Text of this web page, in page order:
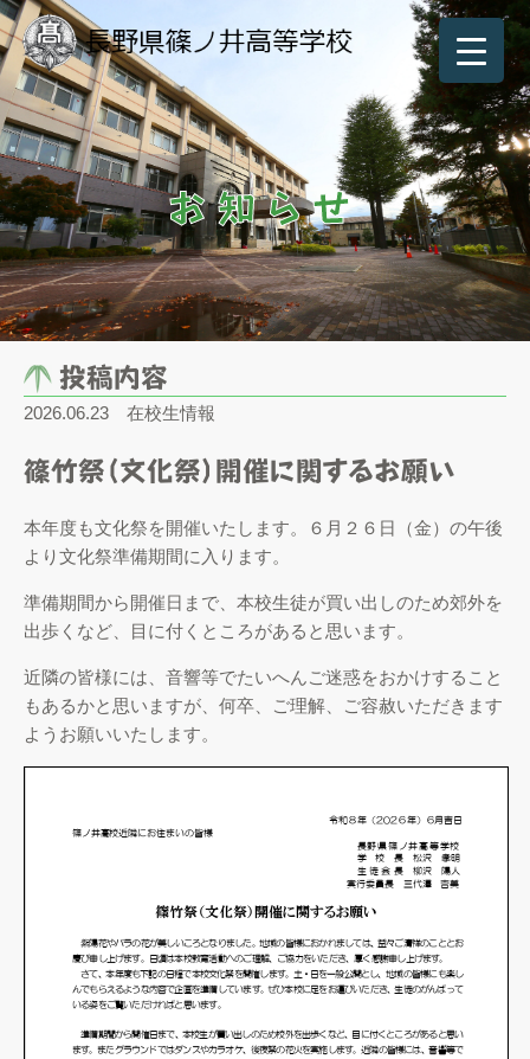
お知らせ
投稿内容
2026.06.23 在校生情報
篠竹祭（文化祭）開催に関するお願い
本年度も文化祭を開催いたします。６月２６日（金）の午後
より文化祭準備期間に入ります。
準備期間から開催日まで、本校生徒が買い出しのため郊外を
出歩くなど、目に付くところがあると思います。
近隣の皆様には、音響等でたいへんご迷惑をおかけすること
もあるかと思いますが、何卒、ご理解、ご容赦いただきます
ようお願いいたします。